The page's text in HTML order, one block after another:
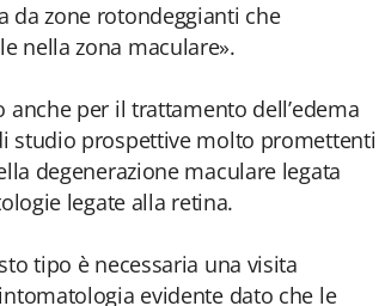
da zone rotondeggianti che
nella zona maculare».
per il trattamento dell’edema
studio prospettive molto promettenti
degenerazione maculare legata
legate alla retina.
tipo è necessaria una visita
evidente dato che le